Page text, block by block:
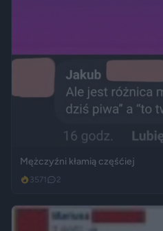
Mężczyźni kłamią częśćiej
3571 2